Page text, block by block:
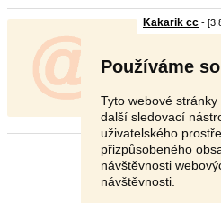
Používáme
Tyto webové
další sledovací
uživatelského
přizpůsobeného
návštěvnosti
návštěvnosti.
Kakarik cc -
Praha - západ -
Stránka: 1 2